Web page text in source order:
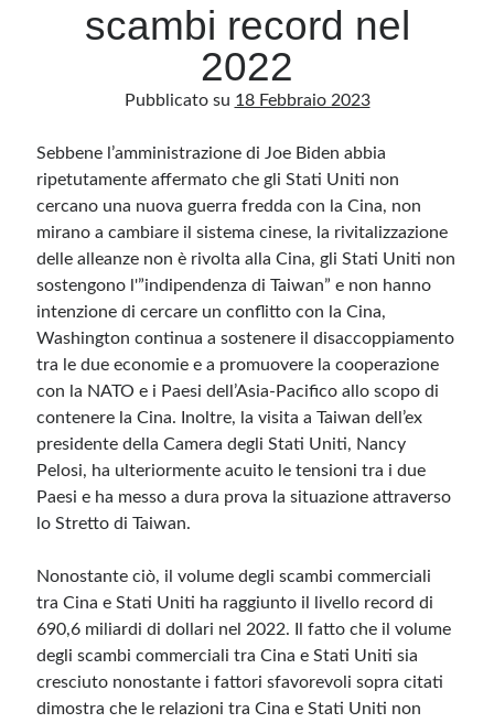
Categorie
Categorie
Questo blog non rappresenta una testata giornalistica, in quanto viene aggiornato
senza alcuna periodicità. Non può pertanto considerarsi un prodotto editoriale ai
sensi della legge n· 62 del 7.03.2001. L’autore non è responsabile di quanto
pubblicato dai lettori nei commenti ai vari post. Saranno comunque cancellati quelli
ritenuti offensivi o lesivi dell’immagine o dell’onorabilità di terzi, di genere spam,
razzisti o che contengano dati personali non conformi al rispetto delle norme sulla
privacy. Alcune immagini inserite in questo blog sono tratte da Internet e, pertanto,
considerate di pubblico dominio. Qualora la loro pubblicazione violasse eventuali
immediatamente rimosse. L’autore del blog non è responsabile dei siti collegati
Feed dei commenti
WordPress.org
scambi record nel
2022
Pubblicato su 18 Febbraio 2023
Sebbene l’amministrazione di Joe Biden abbia
ripetutamente affermato che gli Stati Uniti non
cercano una nuova guerra fredda con la Cina, non
mirano a cambiare il sistema cinese, la rivitalizzazione
delle alleanze non è rivolta alla Cina, gli Stati Uniti non
sostengono l'”indipendenza di Taiwan” e non hanno
intenzione di cercare un conflitto con la Cina,
Washington continua a sostenere il disaccoppiamento
tra le due economie e a promuovere la cooperazione
con la NATO e i Paesi dell’Asia-Pacifico allo scopo di
contenere la Cina. Inoltre, la visita a Taiwan dell’ex
presidente della Camera degli Stati Uniti, Nancy
Pelosi, ha ulteriormente acuito le tensioni tra i due
Paesi e ha messo a dura prova la situazione attraverso
lo Stretto di Taiwan.
Nonostante ciò, il volume degli scambi commerciali
tra Cina e Stati Uniti ha raggiunto il livello record di
690,6 miliardi di dollari nel 2022. Il fatto che il volume
degli scambi commerciali tra Cina e Stati Uniti sia
cresciuto nonostante i fattori sfavorevoli sopra citati
dimostra che le relazioni tra Cina e Stati Uniti non